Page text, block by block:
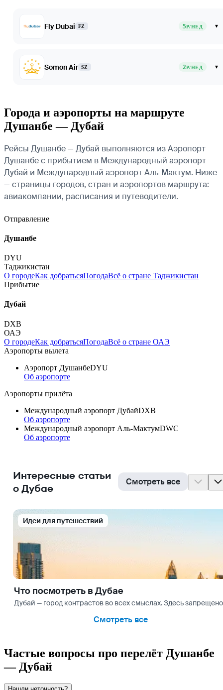
Fly Dubai FZ 5Р/НЕД ▾
Somon Air SZ 2Р/НЕД ▾
Города и аэропорты на маршруте
Душанбе — Дубай
Рейсы Душанбе — Дубай выполняются из Аэропорт
Душанбе с прибытием в Международный аэропорт
Дубай и Международный аэропорт Аль-Мактум. Ниже
— страницы городов, стран и аэропортов маршрута:
авиакомпании, расписания и путеводители.
Отправление
Душанбе
DYU
Таджикистан
О городеКак добратьсяПогодаВсё о стране Таджикистан
Прибытие
Дубай
DXB
ОАЭ
О городеКак добратьсяПогодаВсё о стране ОАЭ
Аэропорты вылета
Аэропорт ДушанбеDYU
Об аэропорте
Аэропорты прилёта
Международный аэропорт ДубайDXB
Об аэропорте
Международный аэропорт Аль-МактумDWC
Об аэропорте
Интересные статьи
о Дубае
Смотреть все
Идеи для путешествий
Что посмотреть в Дубае
Дубай — город контрастов во всех смыслах. Здесь
Смотреть все
Частые вопросы про перелёт Душанбе
— Дубай